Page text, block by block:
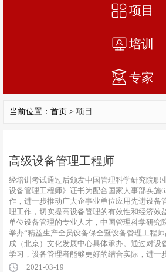
项目
培训
专家
当前位置：首页 > 项目
高级设备管理工程师
经培训考试通过后颁发中国管理科学研究院职
设备管理工程师》证书为配合国家人事部实施
作，进一步推动广大企事业单位应用先进设备
理工作，切实提高设备管理的有效性和经济效
单位设备管理的专业人才，中国管理科学研究
举办“精益生产全员设备保全暨设备管理工程
成（北京）文化发展中心具体承办。通过对设
学习，设备管理者能够更好的结合实际，进一
2021-03-19